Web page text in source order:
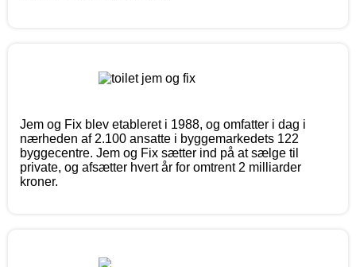
Jem og Fix blev etableret i 1988, og omfatter i dag i
nærheden af 2.100 ansatte i byggemarkedets 122
byggecentre. Jem og Fix sætter ind på at sælge til
private, og afsætter hvert år for omtrent 2 milliarder
kroner.